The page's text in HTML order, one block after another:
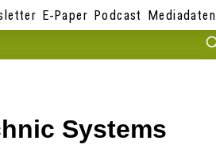
E-Paper Podcast Mediadaten
Systems